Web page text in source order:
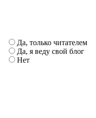
Да, только читателем
Да, я веду свой блог
Нет